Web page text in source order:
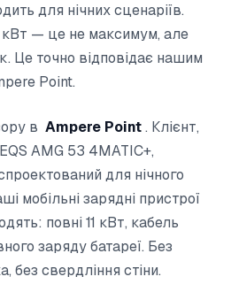
для нічних сценаріїв.
— це не максимум, але
Це точно відповідає нашим
Point.
в Ampere Point. Клієнт,
AMG 53 4MATIC+,
для нічного
мобільні зарядні пристрої
повні 11 кВт, кабель
заряду батареї. Без
без свердління стіни.